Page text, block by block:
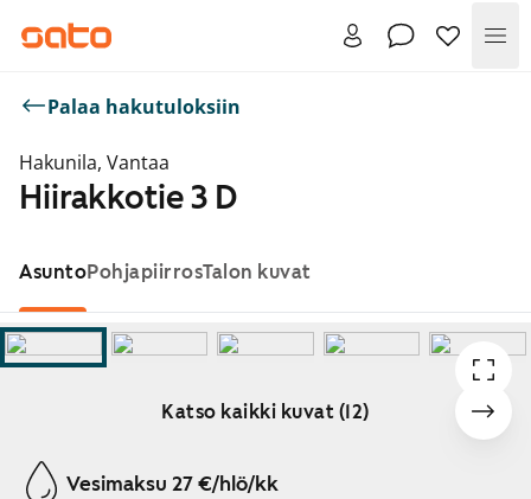
Palaa hakutuloksiin
Hakunila, Vantaa
Hiirakkotie 3 D
AsuntoPohjapiirrosTalon kuvat
Katso kaikki kuvat (12)
Näytetään dia 1 / 12
Vesimaksu 27 €/hlö/kk